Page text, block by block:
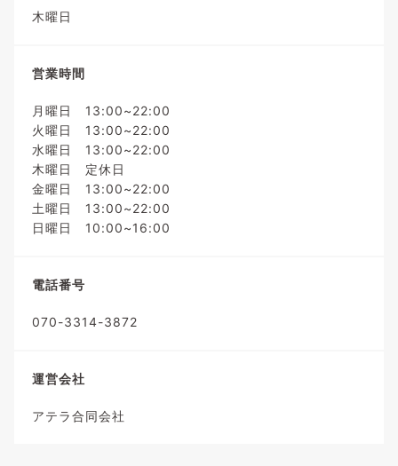
木曜日
営業時間
月曜日 13:00~22:00
火曜日 13:00~22:00
水曜日 13:00~22:00
木曜日 定休日
金曜日 13:00~22:00
土曜日 13:00~22:00
日曜日 10:00~16:00
電話番号
070-3314-3872
運営会社
アテラ合同会社